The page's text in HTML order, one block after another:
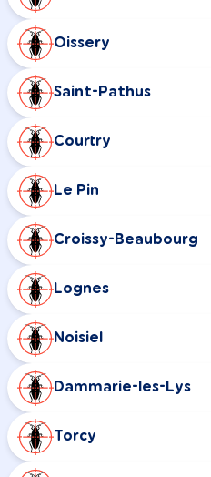
Oissery
Saint-Pathus
Courtry
Le Pin
Croissy-Beaubourg
Lognes
Noisiel
Dammarie-les-Lys
Torcy